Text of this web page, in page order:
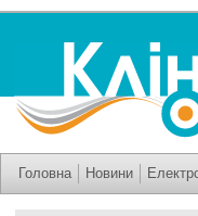
Головна Новини